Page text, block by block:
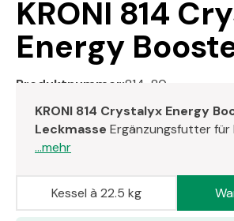
KRONI 814
Energy
Produktnummer:814-80
KRONI 814 Crystalyx Energy
Leckmasse Ergänzungsfutter für
...mehr
Kessel à 22.5 kg